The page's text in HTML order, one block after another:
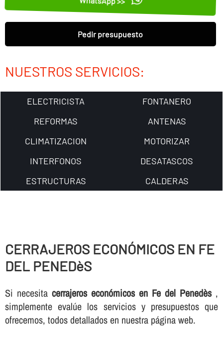
Pedir presupuesto
NUESTROS SERVICIOS:
ELECTRICISTA
FONTANERO
REFORMAS
ANTENAS
CLIMATIZACION
MOTORIZAR
INTERFONOS
DESATASCOS
ESTRUCTURAS
CALDERAS
CERRAJEROS ECONÓMICOS EN FE
DEL PENEDèS
Si necesita cerrajeros económicos en Fe del Penedès,
simplemente evalúe los servicios y presupuestos que
ofrecemos, todos detallados en nuestra página web.